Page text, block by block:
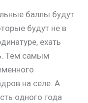
баллы будут
будут не в
ехать
Тем самым
на селе. А
одного года